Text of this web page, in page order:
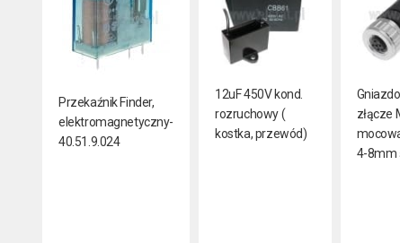
Przekaźnik Finder,
elektromagnetyczny-
40.51.9.024
12uF 450V kond.
rozruchowy (
kostka, przewód)
złącze
4-8mm